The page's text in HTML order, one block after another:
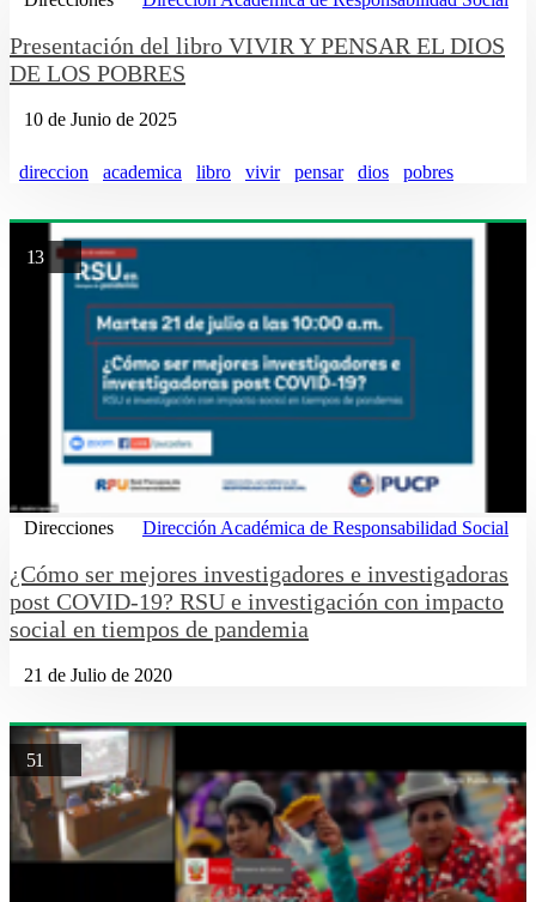
Presentación del libro VIVIR Y PENSAR EL DIOS
DE LOS POBRES
10 de Junio de 2025
direccion academica libro vivir pensar dios pobres
13
Direcciones Dirección Académica de Responsabilidad Social
¿Cómo ser mejores investigadores e investigadoras
post COVID-19? RSU e investigación con impacto
social en tiempos de pandemia
21 de Julio de 2020
51